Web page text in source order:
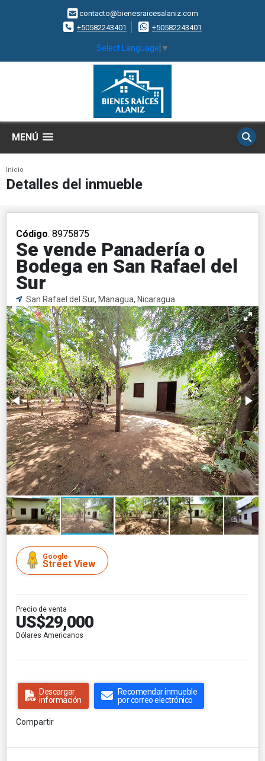
contacto@bienesraicesalaniz.com
+50582243401
+50582243401
Select Language ▼
MENÚ
Inicio
Detalles del inmueble
Código. 8975875
Se vende Panadería o
Bodega en San Rafael del
Sur
San Rafael del Sur, Managua, Nicaragua
Google
Street View
Precio de venta
US$29,000
Dólares Americanos
Descargar
información
Recomendar inmueble
por correo electrónico
Compartir